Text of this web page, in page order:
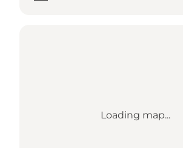
Loading map...